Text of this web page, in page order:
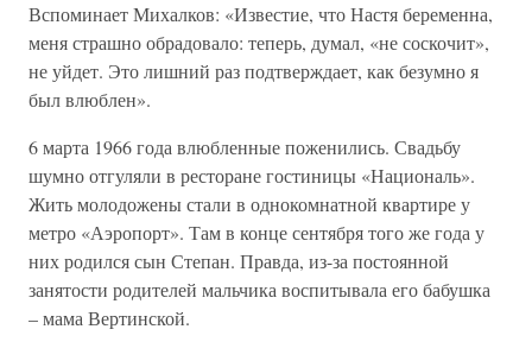
Вспоминает Михалков: «Известие, что Настя беременна,
меня страшно обрадовало: теперь, думал, «не соскочит»,
не уйдет. Это лишний раз подтверждает, как безумно я
был влюблен».
6 марта 1966 года влюбленные поженились. Свадьбу
шумно отгуляли в ресторане гостиницы «Националь».
Жить молодожены стали в однокомнатной квартире у
метро «Аэропорт». Там в конце сентября того же года у
них родился сын Степан. Правда, из-за постоянной
занятости родителей мальчика воспитывала его бабушка
– мама Вертинской.